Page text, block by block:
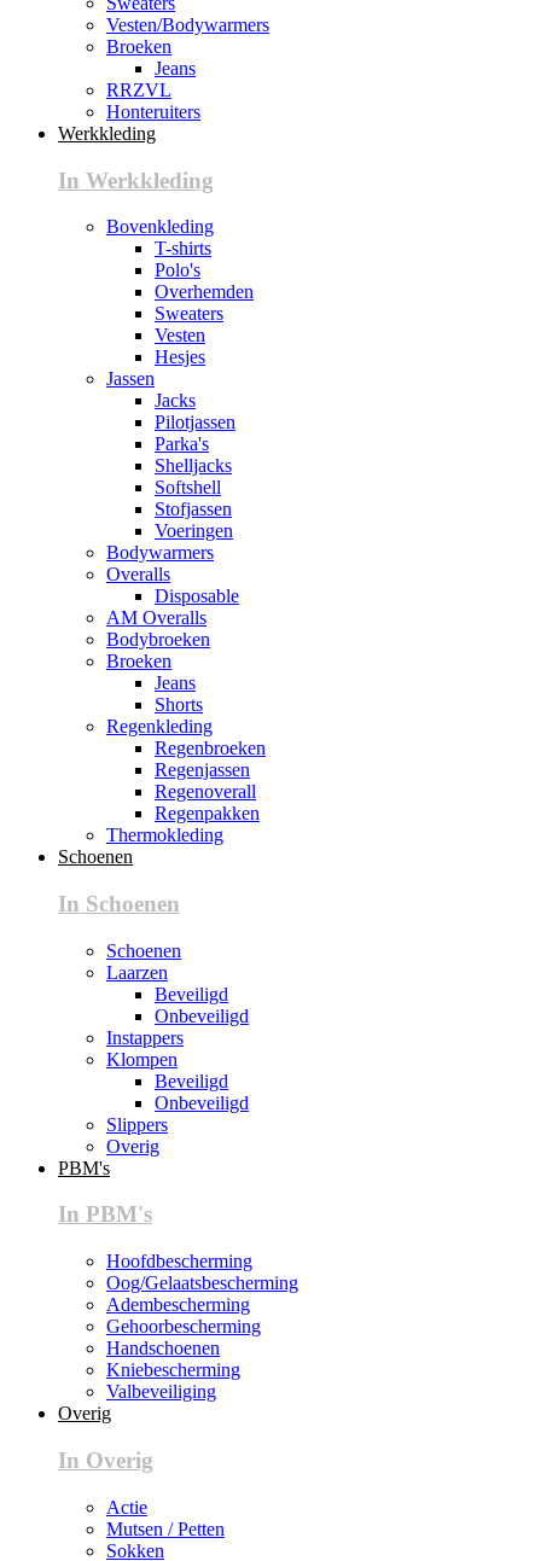
Vesten/Bodywarmers
Broeken
Jeans
RRZVL
Honteruiters
Werkkleding
In Werkkleding
Bovenkleding
T-shirts
Polo's
Overhemden
Sweaters
Vesten
Hesjes
Jassen
Jacks
Pilotjassen
Parka's
Shelljacks
Softshell
Stofjassen
Voeringen
Bodywarmers
Overalls
Disposable
AM Overalls
Bodybroeken
Broeken
Jeans
Shorts
Regenkleding
Regenbroeken
Regenjassen
Regenoverall
Regenpakken
Thermokleding
Schoenen
In Schoenen
Schoenen
Laarzen
Beveiligd
Onbeveiligd
Instappers
Klompen
Beveiligd
Onbeveiligd
Slippers
Overig
PBM's
In PBM's
Hoofdbescherming
Oog/Gelaatsbescherming
Adembescherming
Gehoorbescherming
Handschoenen
Kniebescherming
Valbeveiliging
Overig
In Overig
Actie
Mutsen / Petten
Sokken